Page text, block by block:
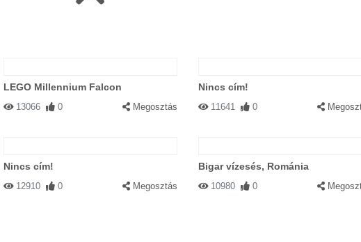
LEGO Millennium Falcon
13066 0 Megosztás
Nincs cím!
11641 0
Nincs cím!
12910 0 Megosztás
Bigar vízesés, Románia
10980 0